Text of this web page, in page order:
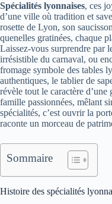
Spécialités lyonnaises, ces
d’une ville où tradition et
rosette de Lyon, son
quenelles gratinées, chaque
Laissez-vous surprendre par
irrésistible du carnaval, ou
fromage symbole des tables
authentiques, le tablier de
révèle tout le caractère d’une
famille passionnées, mêlant
spécialités, c’est ouvrir la
raconte un morceau de
Sommaire
Histoire des spécialités